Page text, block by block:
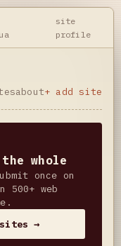
site
profile
about+ add site
whole
once on
web
→